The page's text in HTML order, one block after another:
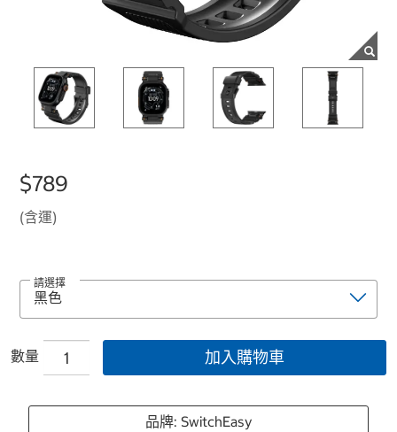
$789
(含運)
請選擇
數量 加入購物車
品牌: SwitchEasy